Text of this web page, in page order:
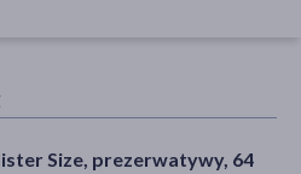
Size, prezerwatywy, 64